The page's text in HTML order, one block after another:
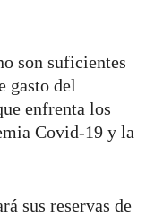
son suficientes
gasto del
enfrenta los
Covid-19 y la
sus reservas de